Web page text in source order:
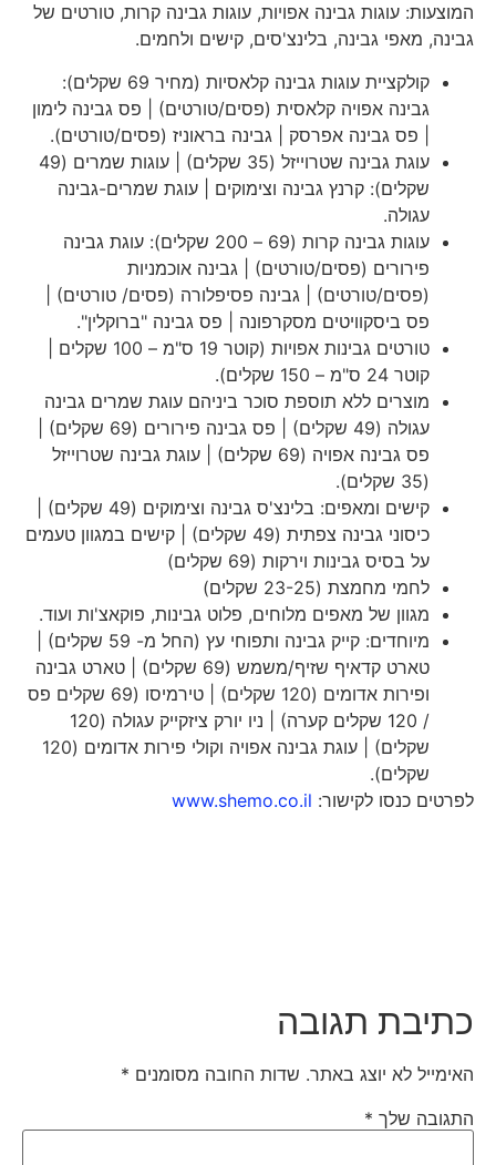
המוצעות: עוגות גבינה אפויות, עוגות גבינה קרות, טורטים של
גבינה, מאפי גבינה, בלינצ'סים, קישים ולחמים.
קולקציית עוגות גבינה קלאסיות (מחיר 69 שקלים):
גבינה אפויה קלאסית (פסים/טורטים) | פס גבינה לימון
| פס גבינה אפרסק | גבינה בראוניז (פסים/טורטים).
עוגת גבינה שטרוייזל (35 שקלים) | עוגות שמרים (49
שקלים): קרנץ גבינה וצימוקים | עוגת שמרים-גבינה
עגולה.
עוגות גבינה קרות (69 – 200 שקלים): עוגת גבינה
פירורים (פסים/טורטים) | גבינה אוכמניות
(פסים/טורטים) | גבינה פסיפלורה (פסים/ טורטים) |
פס ביסקוויטים מסקרפונה | פס גבינה "ברוקלין".
טורטים גבינות אפויות (קוטר 19 ס"מ – 100 שקלים |
קוטר 24 ס"מ – 150 שקלים).
מוצרים ללא תוספת סוכר ביניהם עוגת שמרים גבינה
עגולה (49 שקלים) | פס גבינה פירורים (69 שקלים) |
פס גבינה אפויה (69 שקלים) | עוגת גבינה שטרוייזל
קישים ומאפים: בלינצ'ס גבינה וצימוקים (49 שקלים) |
כיסוני גבינה צפתית (49 שקלים) | קישים במגוון טעמים
על בסיס גבינות וירקות (69 שקלים)
לחמי מחמצת (23-25 שקלים)
מגוון של מאפים מלוחים, פלוט גבינות, פוקאצ'ות ועוד.
מיוחדים: קייק גבינה ותפוחי עץ (החל מ- 59 שקלים) |
טארט קדאיף שזיף/משמש (69 שקלים) | טארט גבינה
ופירות אדומים (120 שקלים) | טירמיסו (69 שקלים פס
/ 120 שקלים קערה) | ניו יורק ציזקייק עגולה (120
שקלים) | עוגת גבינה אפויה וקולי פירות אדומים (120
שקלים).
לפרטים כנסו לקישור:www.shemo.co.il
כתיבת תגובה
האימייל לא יוצג באתר. שדות החובה מסומנים*
התגובה שלך*